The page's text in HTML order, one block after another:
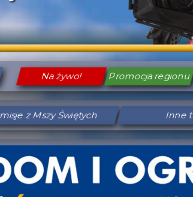
Na żywo! Promocja regionu
z Mszy Świętych Inne